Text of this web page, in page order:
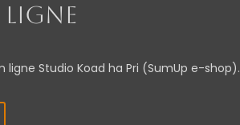
ligne
Studio Koad ha Pri (SumUp e-shop).